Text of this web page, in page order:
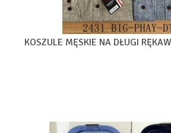
KOSZULE MĘSKIE NA DŁUGI